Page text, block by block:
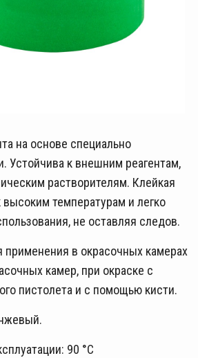
на основе специально
Устойчива к внешним реагентам,
растворителям. Клейкая
высоким температурам и легко
не оставляя следов.
применения в окрасочных камерах
камер, при окраске с
пистолета и с помощью кисти.
90 °С